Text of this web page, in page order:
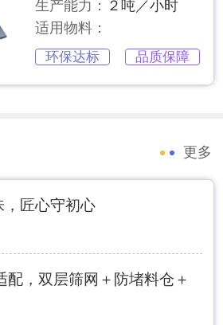
生产能力： ２吨／小时
适用物料：
环保达标 品质保障
更多
，匠心守初心
配，双层筛网＋防堵料仓＋